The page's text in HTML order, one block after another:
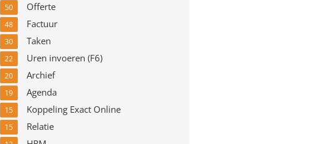
50 Offerte
48 Factuur
30 Taken
22 Uren invoeren (F6)
20 Archief
19 Agenda
15 Koppeling Exact Online
15 Relatie